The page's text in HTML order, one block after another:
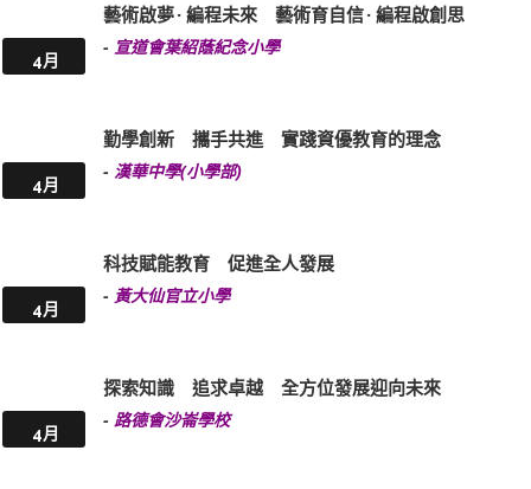
4月
藝術啟夢 · 編程未來 藝術育自信 · 編程啟創思
- 宣道會葉紹蔭紀念小學
4月
勤學創新 攜手共進 實踐資優教育的理念
- 漢華中學(小學部)
4月
科技賦能教育 促進全人發展
- 黃大仙官立小學
4月
探索知識 追求卓越 全方位發展迎向未來
- 路德會沙崙學校